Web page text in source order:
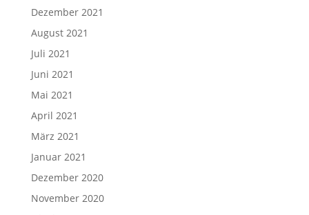
Dezember 2021
August 2021
Juli 2021
Juni 2021
Mai 2021
April 2021
März 2021
Januar 2021
Dezember 2020
November 2020